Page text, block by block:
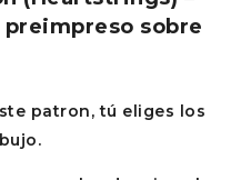
sobre
patron, tú eliges los